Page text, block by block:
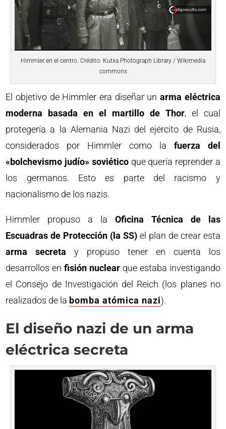
Himmler en el centro. Crédito: Kutxa Photograph Library / Wikimedia
commons
El objetivo de Himmler era diseñar unarma eléctrica
moderna basada en el martillo de Thor, el cual
protegería a la Alemania Nazi del ejército de Rusia,
considerados por Himmler como la fuerza del
«bolchevismo judío» soviéticoque quería reprender a
los germanos. Esto es parte del racismo y
nacionalismo de los nazis.
Himmler propuso a la Oficina Técnica de las
Escuadras de Protección (la SS) el plan de crear esta
arma secreta y propuso tener en cuenta los
desarrollos enfisión nuclear que estaba investigando
el Consejo de Investigación del Reich (los planes no
realizados de la bomba atómica nazi).
El diseño nazi de un arma
eléctrica secreta